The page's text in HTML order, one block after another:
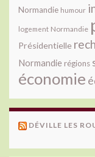
Normandie humour
logement Normandie
Présidentielle
Normandie régions
économie
DÉVILLE LES